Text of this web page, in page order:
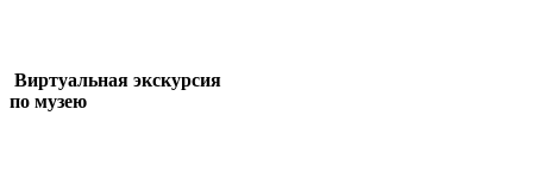
Виртуальная экскурсия
по музею